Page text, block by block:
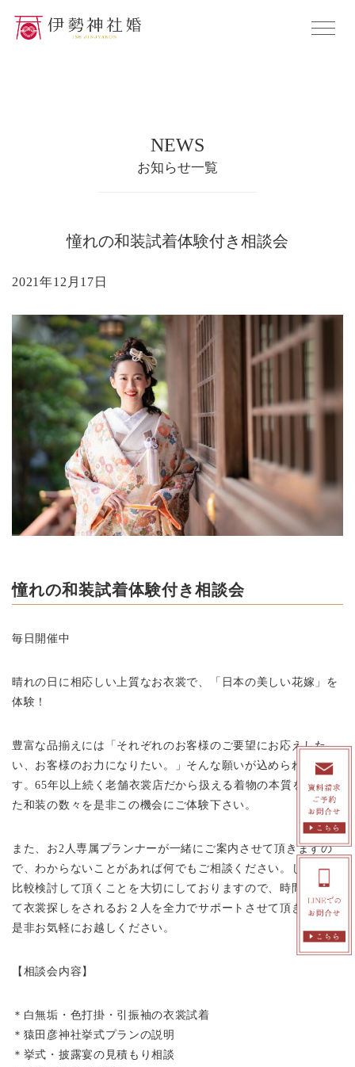
NEWS
お知らせ一覧
憧れの和装試着体験付き相談会
2021年12月17日
憧れの和装試着体験付き相談会
毎日開催中
晴れの日に相応しい上質なお衣裳で、「日本の美しい花嫁」を
体験！
豊富な品揃えには「それぞれのお客様のご要望にお応えした
い、お客様のお力になりたい。」そんな願いが込められていま
す。65年以上続く老舗衣裳店だから扱える着物の本質を見極め
た和装の数々を是非この機会にご体験下さい。
また、お2人専属プランナーが一緒にご案内させて頂きますの
で、わからないことがあれば何でもご相談ください。じっくり
比較検討して頂くことを大切にしておりますので、時間をかけ
て衣裳探しをされるお２人を全力でサポートさせて頂きます。
是非お気軽にお越しください。
【相談会内容】
＊白無垢・色打掛・引振袖の衣裳試着
＊猿田彦神社挙式プランの説明
＊挙式・披露宴の見積もり相談